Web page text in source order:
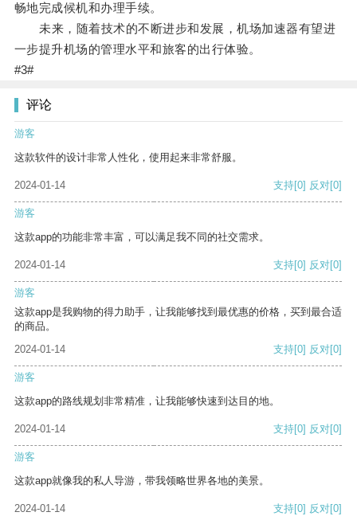
畅地完成候机和办理手续。
未来，随着技术的不断进步和发展，机场加速器有望进
一步提升机场的管理水平和旅客的出行体验。
#3#
评论
游客
这款软件的设计非常人性化，使用起来非常舒服。
2024-01-14 支持[0] 反对[0]
游客
这款app的功能非常丰富，可以满足我不同的社交需求。
2024-01-14 支持[0] 反对[0]
游客
这款app是我购物的得力助手，让我能够找到最优惠的价格，买到最合适
的商品。
2024-01-14
支持[0] 反对[0]
游客
这款app的路线规划非常精准，让我能够快速到达目的地。
2024-01-14 支持[0] 反对[0]
游客
这款app就像我的私人导游，带我领略世界各地的美景。
2024-01-14 支持[0] 反对[0]